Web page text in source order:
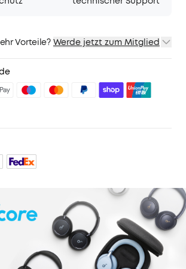
Vorteile? Werde jetzt zum Mitglied
für ausgewähte Produkte
mit soundcoreCredits
Mehr erfahren